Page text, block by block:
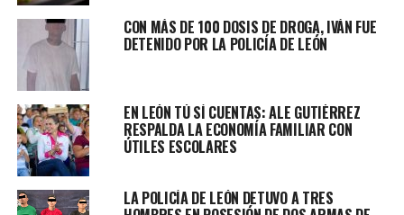
Al aproximarse para entrevistarse con los tripulantes,
agentes observaron a simple vista envoltorios con
aparente droga, motivo por el que se les pidió descender
de la unidad para realizar una inspección conforme a
protocolo.
De la camioneta descendieron tres hombres, a quienes
se les localizaron cuatro envoltorios con cristal.
Por estos hechos fueron detenidos Mario “N”, Luis
CON MÁS DE 100 DOSIS DE DROGA, IVÁN FUE
DETENIDO POR LA POLICÍA DE LEÓN
EN LEÓN TÚ SÍ CUENTAS: ALE GUTIÉRREZ
RESPALDA LA ECONOMÍA FAMILIAR CON
ÚTILES ESCOLARES
LA POLICÍA DE LEÓN DETUVO A TRES